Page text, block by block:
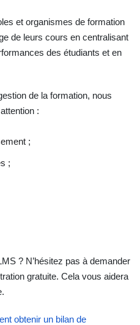
et organismes de formation
de leurs cours en centralisant
des étudiants et en
de la formation, nous
:
;
;
? N’hésitez pas à demander
gratuite. Cela vous aidera
obtenir un bilan de